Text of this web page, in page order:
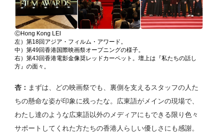
ⒸHong Kong LEI
左）第18回アジア・フィルム・アワード。
中）第49回香港国際映画祭オープニングの様子。
右）第43回香港電影金像奨レッドカーペット。壇上は『私たちの話し
方』の面々。
杏： まずは、どの映画祭でも、裏側を支えるスタッフの人た
ちの懸命な姿が印象に残ったな。広東語がメインの現場で、
わたし達のような広東語以外のメディアにもできる限り色々
サポートしてくれた方たちの香港人らしい優しさにも感謝。